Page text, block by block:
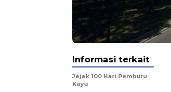
Informasi terkait
Jejak 100 Hari Pemburu
Kayu